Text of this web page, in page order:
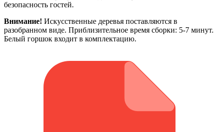
безопасность гостей.
Внимание! Искусственные деревья поставляются в
разобранном виде. Приблизительное время сборки: 5-7 минут.
Белый горшок входит в комплектацию.